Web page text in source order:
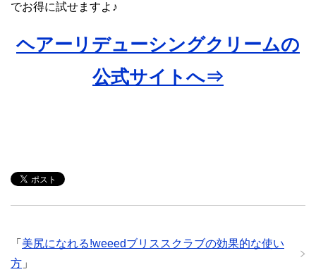
でお得に試せますよ♪
ヘアーリデューシングクリームの
公式サイトへ⇒
「 美尻になれる!weeedブリススクラブの効果的な使い
方 」